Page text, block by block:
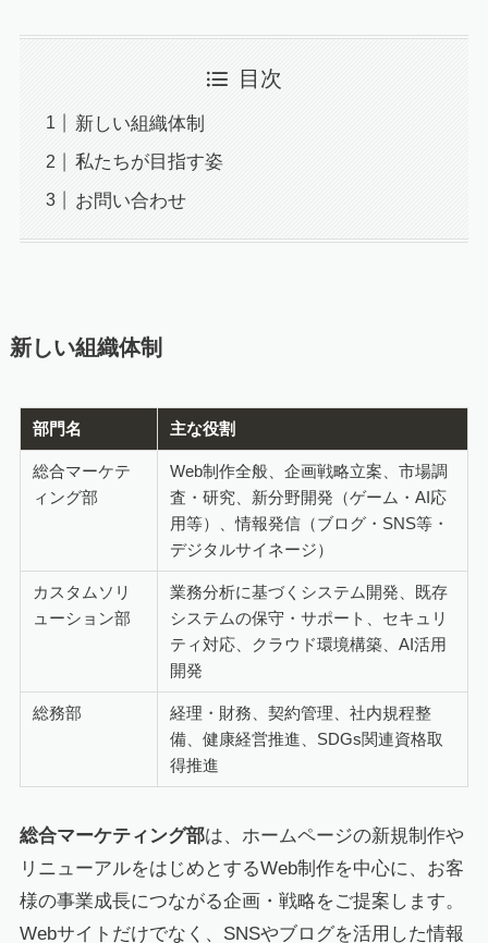
目次
新しい組織体制
私たちが目指す姿
お問い合わせ
新しい組織体制
部門名 主な役割
総合マーケテ
ィング部
Web制作全般、企画戦略立案、市場調
査・研究、新分野開発（ゲーム・AI応
用等）、情報発信（ブログ・SNS等・
デジタルサイネージ）
カスタムソリ
ューション部
業務分析に基づくシステム開発、既存
システムの保守・サポート、セキュリ
ティ対応、クラウド環境構築、AI活用
開発
総務部
経理・財務、契約管理、社内規程整
備、健康経営推進、SDGs関連資格取
得推進
総合マーケティング部は、ホームページの新規制作や
リニューアルをはじめとするWeb制作を中心に、お客
様の事業成長につながる企画・戦略をご提案します。
Webサイトだけでなく、SNSやブログを活用した情報